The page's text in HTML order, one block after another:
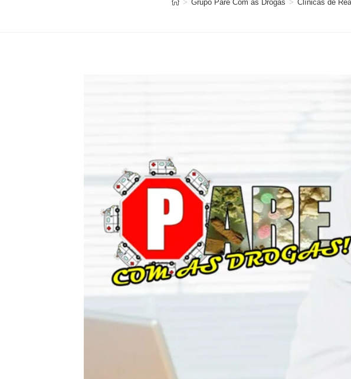
> Grupo Pare Com as Drogas > Clínicas de